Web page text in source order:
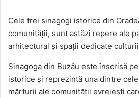
Cele trei sinagogi istorice din
comunității, sunt astăzi repere ale
arhitectural și spații dedicate
Sinagoga din Buzău este înscrisă
istorice și reprezintă una dintre
mărturii ale comunității evreiești